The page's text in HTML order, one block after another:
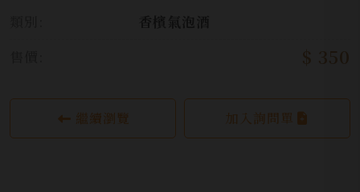
繼續瀏覽 加入詢問單